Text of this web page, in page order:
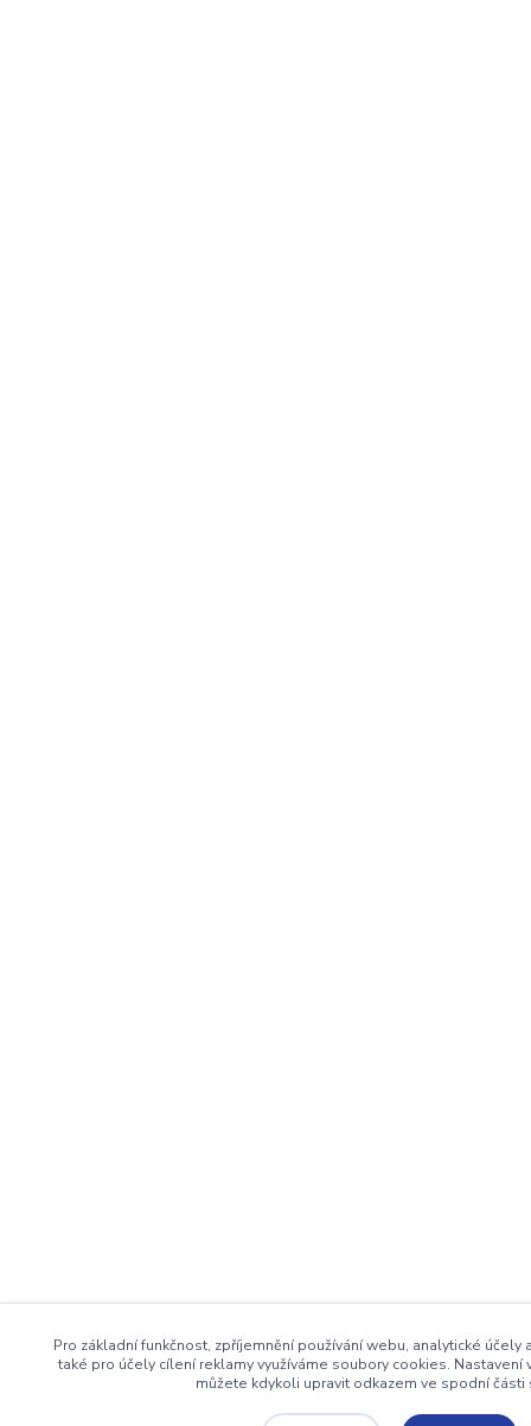
Pro základní funkčnost, zpříjemnění používání webu, analytické
také pro účely cílení reklamy využíváme soubory cookies.
můžete kdykoli upravit odkazem ve spodní části